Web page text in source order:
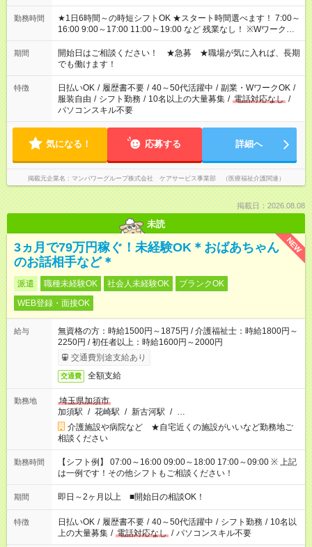
勤務時間
★1日6時間～の時短シフトOK ★スタート時間選べます！ 7:00～
16:00 9:00～17:00 11:00～19:00 など 残業なし！ ※Wワークの
場合、他のお仕事と合わせ週40時間超の就業はご案内できませ
ん ※法令に基づき、週20時間以上勤務は社会保険への加入対象
となります ※労働者派遣法（日雇い派遣の原則禁止）により、
短時間・短期間の就業はご案内が難しい場合があります
期間
開始日はご相談ください！ ★急募 ★職場が気に入れば、長期
でも働けます！
特徴 日払いOK / 履歴書不要 / 40～50代活躍中 / 副業・WワークOK /
服装自由 / シフト勤務 / 10名以上の大量募集 / 電話対応なし /
パソコンスキル不要
気になる！ 応募する 詳細へ
掲載元企業名 マンパワーグループ株式会社 ケアサービス事業部 （医療福祉介護関連）
掲載日：2026.08.08
未読
NEW
3ヵ月で79万円稼ぐ！未経験OK＊おばあちゃん
のお話相手など＊
派遣 職種未経験OK 社会人未経験OK
ブランクOK
WEB登録・面接OK
給与
無資格の方：時給1500円～1875円 / 介護福祉士：時給1800円～
2250円 / 初任者以上：時給1600円～2000円
交通費別途支給あり
交通費 全額支給
勤務地
埼玉県加須市
加須駅 / 花崎駅 / 新古河駅 / …
介護施設や病院など ★自宅近くの施設がいいなど勤務地ご
相談ください
勤務時間
【シフト例】 07:00～16:00 09:00～18:00 17:00～09:00 ※ 上記
は一例です！その他シフトもご相談ください！
期間 即日～2ヶ月以上 ■開始日の相談OK！
特徴 日払いOK / 履歴書不要 / 40～50代活躍中 / シフト勤務 / 10名以
上の大量募集 / 電話対応なし / パソコンスキル不要